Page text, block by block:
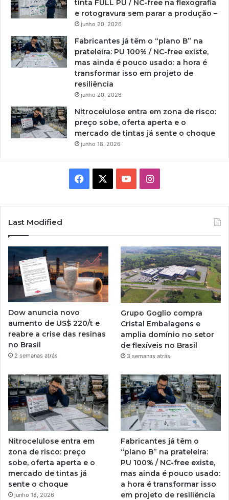
tinta FULL PU / NC-free na flexografia
e rotogravura sem parar a produção –
junho 20, 2026
Fabricantes já têm o “plano B” na
prateleira: PU 100% / NC-free existe,
mas ainda é pouco usado: a hora é
transformar isso em projeto de
resiliência
junho 20, 2026
Nitrocelulose entra em zona de risco:
preço sobe, oferta aperta e o
mercado de tintas já sente o choque
junho 18, 2026
Facebook YouTubeInstagram
Last Modified
Dow anuncia novo
aumento de US$ 220/t e
reabre a crise das resinas
no Brasil
2 semanas atrás
Grupo Goglio compra
Cristal Embalagens e
amplia domínio no setor
de flexíveis no Brasil
3 semanas atrás
Nitrocelulose entra em
zona de risco: preço
sobe, oferta aperta e o
mercado de tintas já
sente o choque
junho 18, 2026
Fabricantes já têm o
“plano B” na prateleira:
PU 100% / NC-free existe,
mas ainda é pouco usado:
a hora é transformar isso
em projeto de resiliência